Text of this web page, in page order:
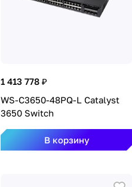
1 413 778 ₽
WS-C3650-48PQ-L Catalyst
3650 Switch
В корзину